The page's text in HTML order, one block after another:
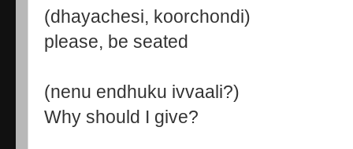
(dhayachesi, koorchondi)
please, be seated
(nenu endhuku ivvaali?)
Why should I give?